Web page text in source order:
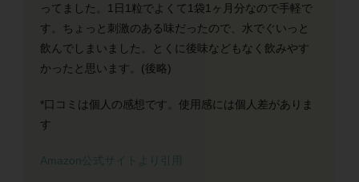
ってました。1日1粒でよくて1袋1ヶ月分なので手軽で
す。ちょっと刺激のある味だったので、水でぐいっと
飲んでしまいました。とくに後味などもなく飲みやす
かったと思います。(後略)
*口コミは個人の感想です。使用感には個人差がありま
す
Amazon公式サイトより引用